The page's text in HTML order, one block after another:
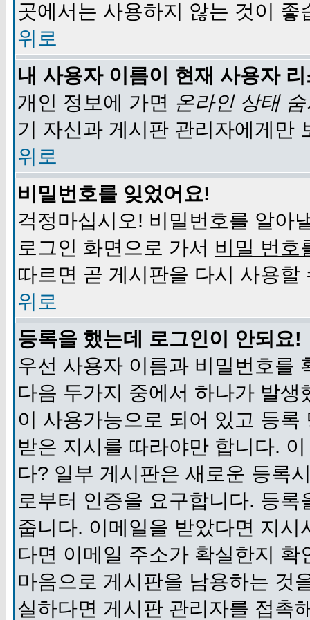
곳에서는 사용하지 않는 것이 좋
위로
내 사용자 이름이 현재 사용자
개인 정보에 가면 온라인 상태
기 자신과 게시판 관리자에게만
위로
비밀번호를 잊었어요!
걱정마십시오! 비밀번호를 알아
로그인 화면으로 가서 비밀 번호
따르면 곧 게시판을 다시 사용할
위로
등록을 했는데 로그인이 안되요!
우선 사용자 이름과 비밀번호를
다음 두가지 중에서 하나가 발
이 사용가능으로 되어 있고 등
받은 지시를 따라야만 합니다.
다? 일부 게시판은 새로운 등록
로부터 인증을 요구합니다. 등
줍니다. 이메일을 받았다면 지
다면 이메일 주소가 확실한지
마음으로 게시판을 남용하는 것
실하다면 게시판 관리자를 접촉